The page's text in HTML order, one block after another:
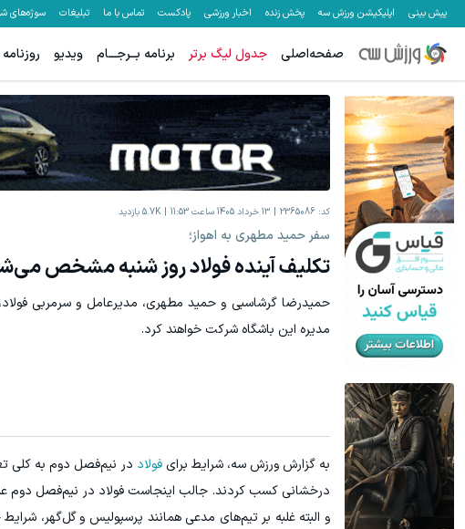
پیش بینی اپلیکیشن ورزش سه پخش زنده اخبار ورزشی پادکست تماس با ما تبلیغات سوژه‌های
صفحه‌اصلی جدول لیگ برتر برنامه بــرجـــام ویدیو روزنامه
کد: 2365086 13 خرداد 1405 ساعت 11:53 5.7K بازدید
سفر حمید مطهری به اهواز؛
تکلیف آینده فولاد روز شنبه مشخص
حمیدرضا گرشاسبی و حمید مطهری، مدیرعامل و سرمربی
مدیره این باشگاه شرکت خواهند کرد.
به گزارش ورزش سه، شرایط برایفولاد در نیم‌فصل دوم به کلی
درخشانی کسب کردند. جالب اینجاست فولاد در نیم‌فصل دوم
و البته غلبه بر تیم‌های مدعی همانند پرسپولیس و گل‌گهر،